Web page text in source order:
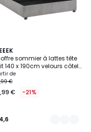
sommier à lattes tête
140 x 190cm velours côtelé
côte) AVALON
de
€
€ -21%
4,6